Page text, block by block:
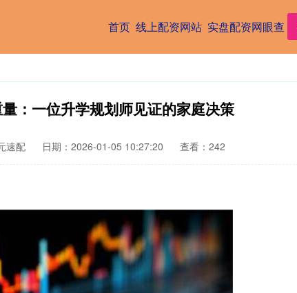
首页 线上配资网站 实盘配资网眼查
：一位升学规划师见证的家庭决策
速配 日期：2026-01-05 10:27:20 查看：242